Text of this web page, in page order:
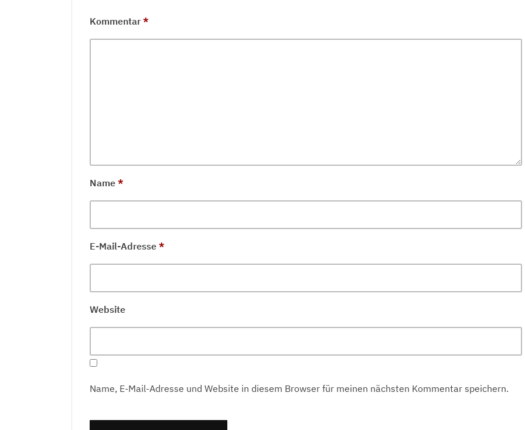
Kommentar *
Name *
E-Mail-Adresse *
Website
Name, E-Mail-Adresse und Website in diesem Browser für meinen nächsten Kommentar speichern.